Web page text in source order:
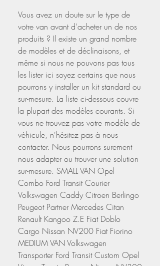
Vous avez un doute sur le type de
votre van avant d'acheter un de nos
produits ? Il existe un grand nombre
de modèles et de déclinaisons, et
même si nous ne pouvons pas tous
les lister ici soyez certains que nous
pourrons y installer un kit standard ou
sur-mesure. La liste ci-dessous couvre
la plupart des modèles courants. Si
vous ne trouvez pas votre modèle de
véhicule, n'hésitez pas à nous
contacter. Nous pourrons surement
nous adapter ou trouver une solution
sur-mesure. SMALL VAN Opel
Combo Ford Transit Courier
Volkswagen Caddy Citroen Berlingo
Peugeot Partner Mercedes Citan
Renault Kangoo Z.E Fiat Doblo
Cargo Nissan NV200 Fiat Fiorino
MEDIUM VAN Volkswagen
Transporter Ford Transit Custom Opel